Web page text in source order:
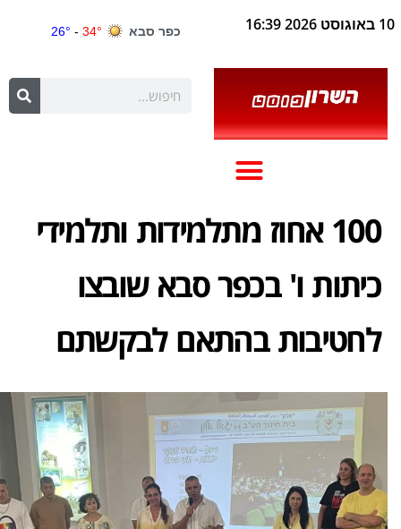
10 באוגוסט 2026 16:39
100 אחוז מתלמידות ותלמידי
כיתות ו' בכפר סבא שובצו
לחטיבות בהתאם לבקשתם